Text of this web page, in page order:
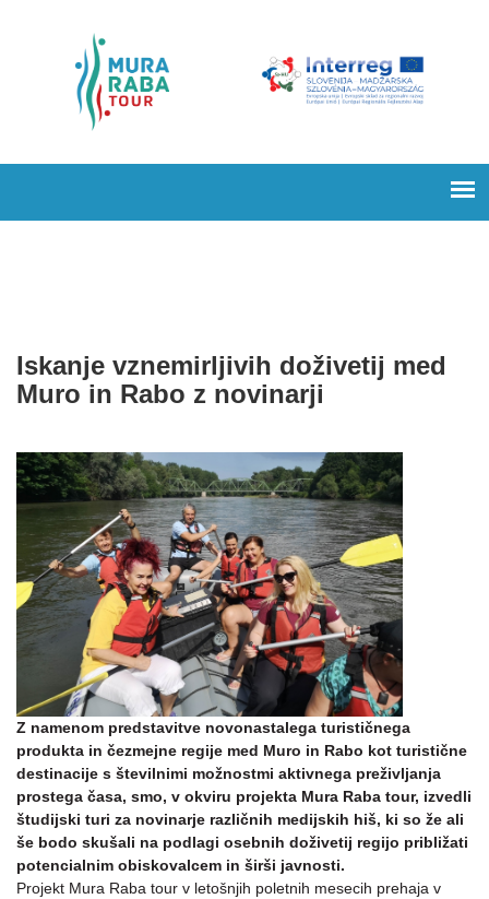
Iskanje vznemirljivih doživetij med
Muro in Rabo z novinarji
Z namenom predstavitve novonastalega turističnega
produkta in čezmejne regije med Muro in Rabo kot turistične
destinacije s številnimi možnostmi aktivnega preživljanja
prostega časa, smo, v okviru projekta Mura Raba tour, izvedli
študijski turi za novinarje različnih medijskih hiš, ki so že ali
še bodo skušali na podlagi osebnih doživetij regijo približati
potencialnim obiskovalcem in širši javnosti.
Projekt Mura Raba tour v letošnjih poletnih mesecih prehaja v